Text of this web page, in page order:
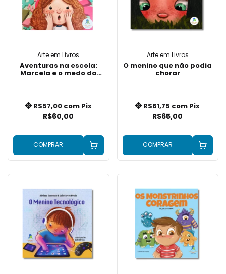
Arte em Livros
Aventuras na escola:
Marcela e o medo da
R$60,00
R$57,00 com Pix
COMPRAR
Arte em Livros
O menino que não podia
chorar
R$65,00
R$61,75 com Pix
COMPRAR